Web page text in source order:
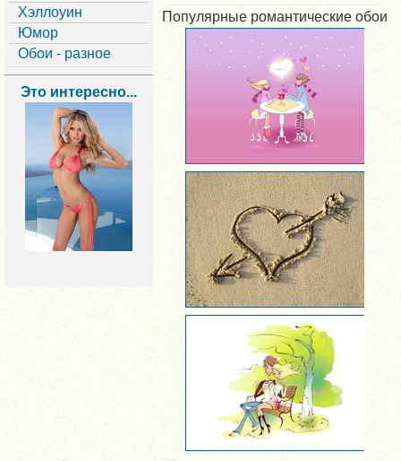
Хэллоуин
Юмор
Обои - разное
Это интересно...
Популярные романтические обои